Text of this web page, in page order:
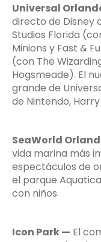
Universal
directo de Disney
Studios Florida
Minions y Fast &
(con The
Hogsmeade). El
grande de
de Nintendo,
SeaWorld
vida marina más
espectáculos de
el parque
con niños.
Icon Park — El